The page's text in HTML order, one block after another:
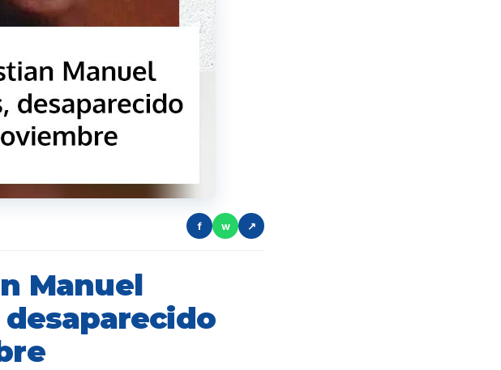
f w ↗
Manuel